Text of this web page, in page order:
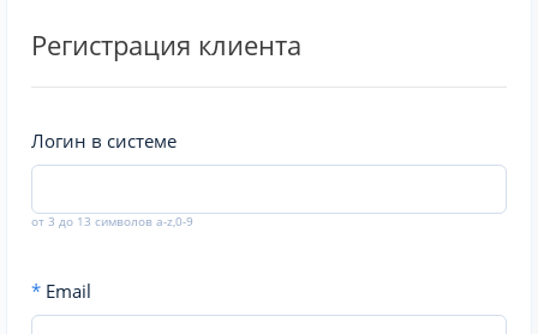
Регистрация клиента
Логин в системе
от 3 до 13 символов a-z,0-9
* Email